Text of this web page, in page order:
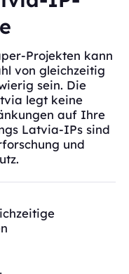
Projekten kann
von gleichzeitig
sein. Die
legt keine
auf Ihre
Latvia-IPs sind
und